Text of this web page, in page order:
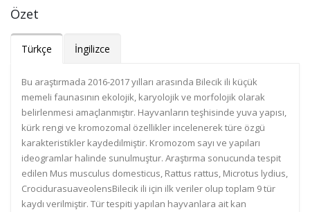
Özet
Türkçe İngilizce
Bu araştırmada 2016-2017 yılları arasında Bilecik ili küçük
memeli faunasının ekolojik, karyolojik ve morfolojik olarak
belirlenmesi amaçlanmıştır. Hayvanların teşhisinde yuva yapısı,
kürk rengi ve kromozomal özellikler incelenerek türe özgü
karakteristikler kaydedilmiştir. Kromozom sayı ve yapıları
ideogramlar halinde sunulmuştur. Araştırma sonucunda tespit
edilen Mus musculus domesticus, Rattus rattus, Microtus lydius,
CrocidurasuaveolensBilecik ili için ilk veriler olup toplam 9 tür
kaydı verilmiştir. Tür tespiti yapılan hayvanlara ait kan